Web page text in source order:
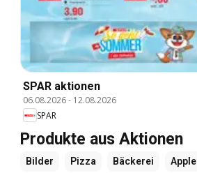
SPAR aktionen
06.08.2026- 12.08.2026
SPAR
Produkte aus Aktionen
Bilder Pizza Bäckerei Apple